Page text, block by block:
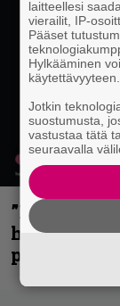
”Mitalini
huippu-
laitteellesi
vierailit, IP-
Pääset
Hylkääminen
käytettävyyteen.
Jotkin
suostumusta,
vastustaa tätä
seuraavalla